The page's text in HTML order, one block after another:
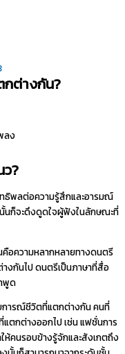
กต่างกัน?
?
ธิพลต่อความรู้สึกและอารมณ์
นก็จะดึงดูดใจผู้ฟังในลักษณะที่
อความหลากหลายทางดนตรี
งกันไป ดนตรีเป็นภาษาที่สื่อ
พูด
การณ์ชีวิตที่แตกต่างกัน คนที่
ตกต่างออกไป เช่น แฟชั่นการ
คนรอบข้างรู้จักและสังเกตถึง